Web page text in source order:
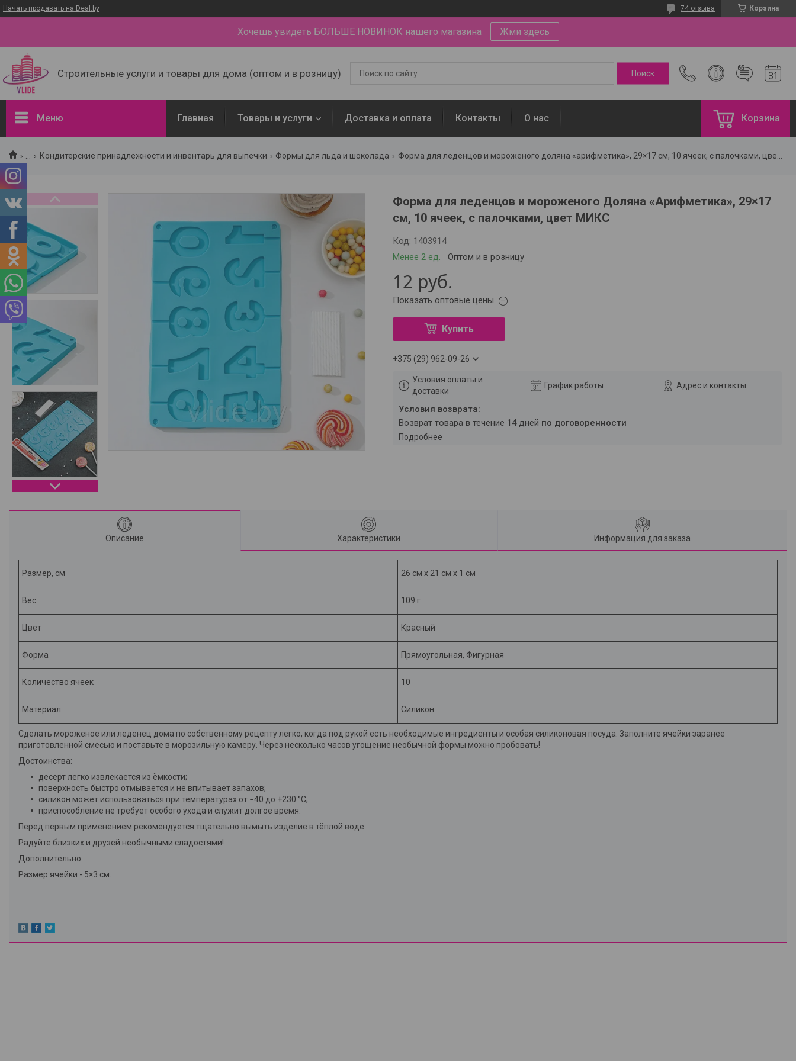
Начать продавать на Deal.by Корзина
74 отзыва
Хочешь увидеть БОЛЬШЕ НОВИНОК нашего магазина Жми здесь
Строительные услуги и товары для дома (оптом и в розницу)
Меню
Доставка и оплата
Наши контакты
О нас
Отзывы о компании
Портфолио - наши работы
Интересные статьи
Главная Товары и услуги Доставка и оплата Контакты О нас Корзина
Кондитерские принадлежности и инвентарь для выпечки Формы для льда и шоколада
Форма для леденцов и мороженого Доляна «Арифметика», 29×17
см, 10 ячеек, с палочками, цвет МИКС
Менее 2 ед. Оптом и в розницу
Код: 1403914
12 руб.
Показать оптовые цены
Купить
+375 (29) 962-09-26
Условия оплаты и
доставки
График работы Адрес и контакты
возврат товара в течение 14 дней по договоренности
Подробнее
Описание Характеристики Информация для заказа
Размер, см 26 см х 21 см х 1 см
Вес 109 г
Цвет Красный
Форма Прямоугольная, Фигурная
Количество ячеек 10
Материал Силикон
Сделать мороженое или леденец дома по собственному рецепту легко, когда под рукой есть необходимые ингредиенты и особая силиконовая посуда. Заполните ячейки заранее
приготовленной смесью и поставьте в морозильную камеру. Через несколько часов угощение необычной формы можно пробовать!
Достоинства:
десерт легко извлекается из ёмкости;
поверхность быстро отмывается и не впитывает запахов;
силикон может использоваться при температурах от −40 до +230 °C;
приспособление не требует особого ухода и служит долгое время.
Перед первым применением рекомендуется тщательно вымыть изделие в тёплой воде.
Радуйте близких и друзей необычными сладостями!
Дополнительно
Размер ячейки - 5×3 см.